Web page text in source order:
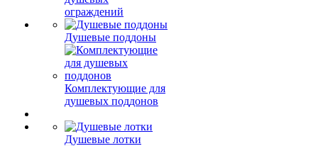
ограждений
Душевые поддоны
Комплектующие для
душевых поддонов
Душевые лотки